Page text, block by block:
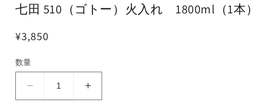
七田 510（ゴトー）火入れ 1800ml（1本）
¥3,850
数量
七